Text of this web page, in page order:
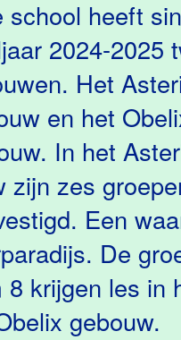
school heeft
2024-2025
Het
en het
In het
zijn zes
Een
De
8 krijgen les in
gebouw.